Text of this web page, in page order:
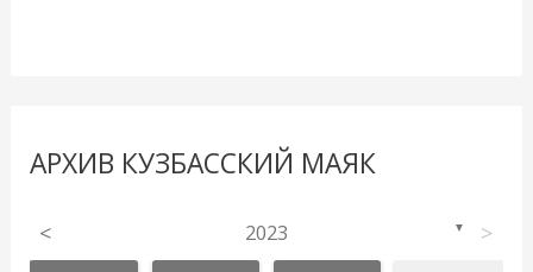
АРХИВ КУЗБАССКИЙ МАЯК
< 2023 ▼ >